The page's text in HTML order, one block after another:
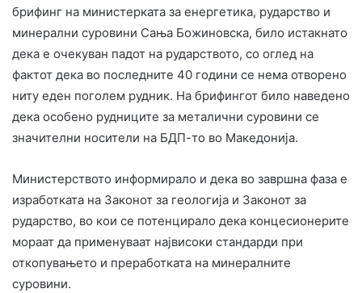
брифинг на министерката за енергетика, рударство и
минерални суровини Сања Божиновска, било истакнато
дека е очекуван падот на рударството, со оглед на
фактот дека во последните 40 години се нема отворено
ниту еден поголем рудник. На брифингот било наведено
дека особено рудниците за металични суровини се
значителни носители на БДП-то во Македонија.
Министерството информирало и дека во завршна фаза е
изработката на Законот за геологија и Законот за
рударство, во кои се потенцирало дека концесионерите
мораат да применуваат највисоки стандарди при
откопувањето и преработката на минералните
суровини.